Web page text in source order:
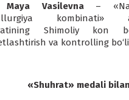
Vasilevna–
kombinati»
Shimoliy kon
va kontrolling
«Shuhrat» medali bilan